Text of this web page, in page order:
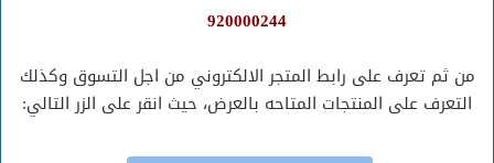
920000244
من ثم تعرف على رابط المتجر الالكتروني من اجل التسوق وكذلك
التعرف على المنتجات المتاحه بالعرض، حيث انقر على الزر التالي: